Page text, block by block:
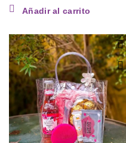
Añadir al carrito